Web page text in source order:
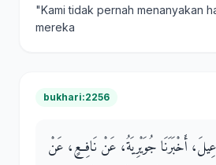
"Kami tidak pernah menanyakan
mereka
bukhari:2256
أَخْبَرَنَا جُوَيْرِيَةُ، عَنْ نَافِعٍ، عَنْ